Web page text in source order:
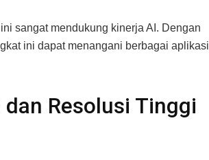
sangat mendukung kinerja AI. Dengan
ini dapat menangani berbagai aplikasi
dan Resolusi Tinggi